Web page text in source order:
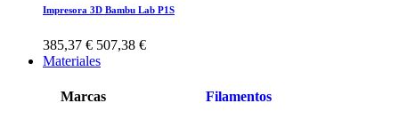
Impresora 3D Bambu Lab P1S
385,37 € 507,38 €
Materiales
Marcas Filamentos